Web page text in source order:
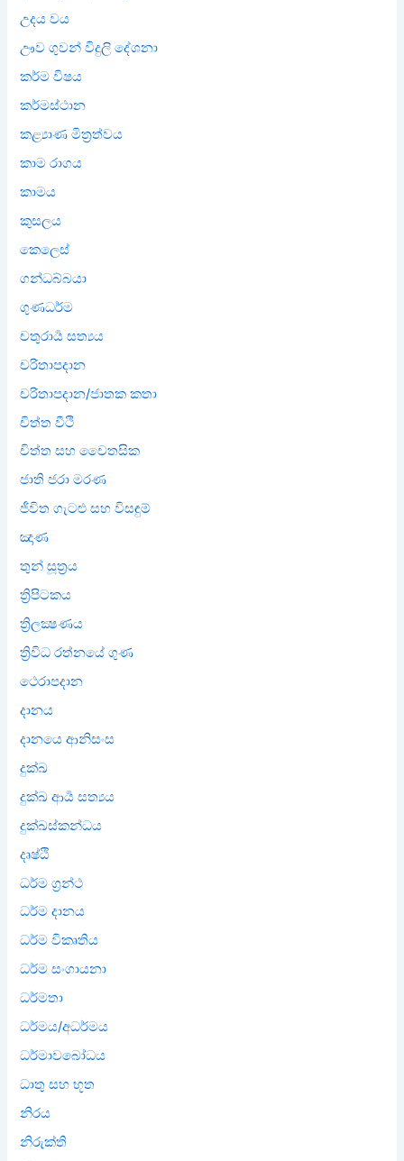
උදය වය
ඌව ගුවන් විදුලි දේශනා
කර්ම විෂය
කර්මස්ථාන
කළ්‍යාණ මිත්‍රත්වය
කාම රාගය
කාමය
කුසලය
කෙලෙස්
ගන්ධබ්බයා
ගුණධර්ම
චතුරාර්‍ය සත්‍යය
චරිතාපදාන
චරිතාපදාන/ජාතක කතා
චිත්ත වීථි
චිත්ත සහ චෛතසික
ජාති ජරා මරණ
ජීවිත ගැටළු සහ විසඳුම්
ඤාණ
තුන් සූත්‍රය
ත්‍රිපිටකය
ත්‍රිලක්‍ෂණය
ත්‍රිවිධ රත්නයේ ගුණ
ථෙරාපදාන
දානය
දානයෙ ආනිසංස
දුක්ඛ
දුක්ඛ ආර්‍ය සත්‍යය
දුක්ඛස්කන්ධය
දෘෂ්ඨි
ධර්ම ග්‍රන්ථ
ධර්ම දානය
ධර්ම විකෘතිය
ධර්ම සංගායනා
ධර්මතා
ධර්මය/අධර්මය
ධර්මාවබෝධය
ධාතු සහ භූත
නිරය
නිරුක්ති